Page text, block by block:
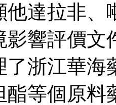
他達拉非
影響評價文
了浙江華海
酯等個原